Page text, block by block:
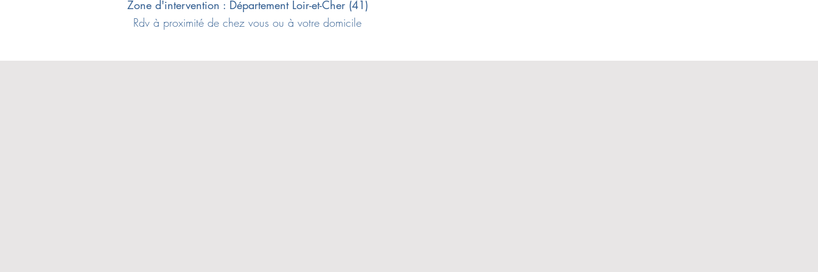
Zone d'intervention : Département Loir-et-Cher (41)
Rdv à proximité de chez vous ou à votre domicile